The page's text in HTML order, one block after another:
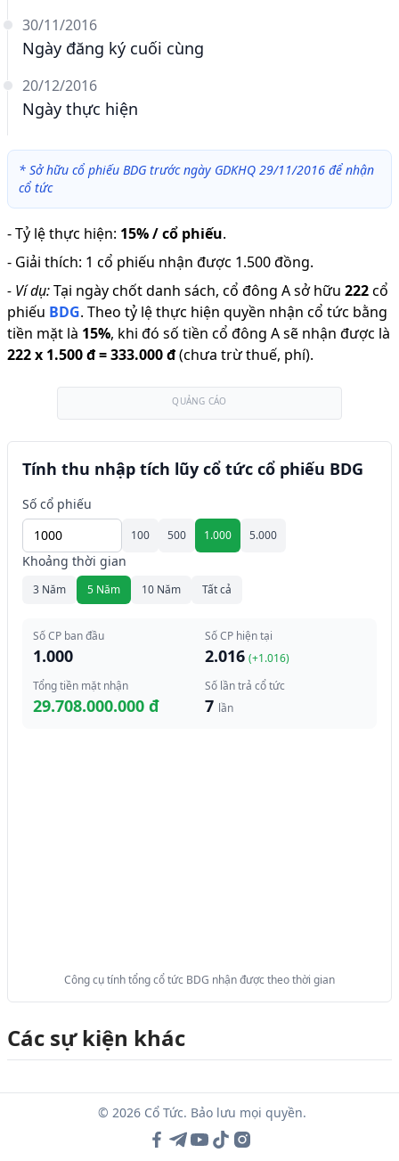
30/11/2016
Ngày đăng ký cuối cùng
20/12/2016
Ngày thực hiện
* Sở hữu cổ phiếu BDG trước ngày GDKHQ 29/11/2016 để nhận
cổ tức
-Tỷ lệ thực hiện: 15% / cổ phiếu.
- Giải thích: 1 cổ phiếu nhận được 1.500 đồng.
- Ví dụ:Tại ngày chốt danh sách, cổ đông A sở hữu 222cổ
phiếu BDG. Theo tỷ lệ thực hiện quyền nhận cổ tức bằng
tiền mặt là 15%, khi đó số tiền cổ đông A sẽ nhận được là
222x 1.500 đ=333.000 đ(chưa trừ thuế, phí).
QUẢNG CÁO
Tính thu nhập tích lũy cổ tức cổ phiếu BDG
Số cổ phiếu
100 500 1.000 5.000
Khoảng thời gian
3 Năm 5 Năm 10 Năm Tất cả
Số CP ban đầu
1.000
Số CP hiện tại
2.016 (+1.016)
Tổng tiền mặt nhận
29.708.000.000 đ
Số lần trả cổ tức
7 lần
Công cụ tính tổng cổ tức BDG nhận được theo thời gian
Các sự kiện khác
© 2026 Cổ Tức. Bảo lưu mọi quyền.